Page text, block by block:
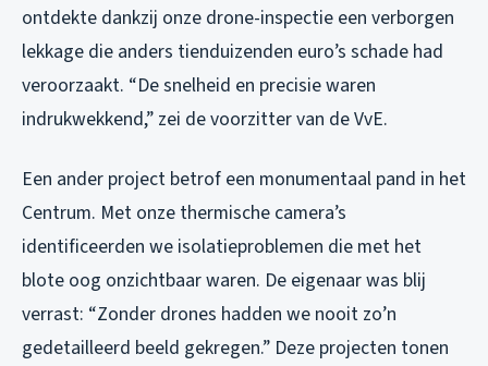
ontdekte dankzij onze drone-inspectie een verborgen
lekkage die anders tienduizenden euro’s schade had
veroorzaakt. “De snelheid en precisie waren
indrukwekkend,” zei de voorzitter van de VvE.
Een ander project betrof een monumentaal pand in het
Centrum. Met onze thermische camera’s
identificeerden we isolatieproblemen die met het
blote oog onzichtbaar waren. De eigenaar was blij
verrast: “Zonder drones hadden we nooit zo’n
gedetailleerd beeld gekregen.” Deze projecten tonen